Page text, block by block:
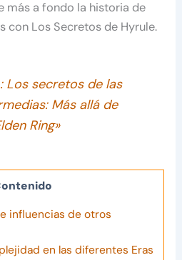
más a fondo la historia de
con Los Secretos de Hyrule.
Los secretos de las
Más allá de
Ring»
influencias de otros
en las diferentes Eras